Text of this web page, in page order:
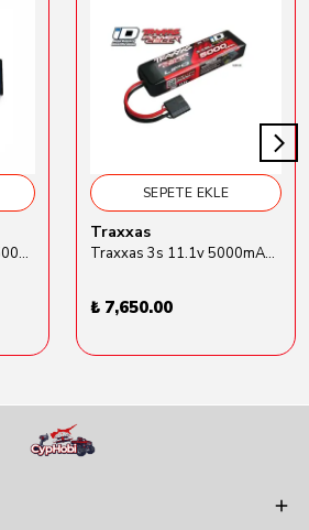
DXF Power 14.8V 4s 7500mAh 80C Hardcase Lipo Batarya
SEPETE EKLE
Traxxas
Traxxas 3s 11.1v 5000mAh Lipo Batarya (TRX 2872X)
₺ 7,650.00